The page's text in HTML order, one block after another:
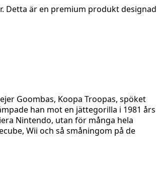
Detta är en premium produkt designad
Goombas, Koopa Troopas, spöket
han mot en jättegorilla i 1981 års
Nintendo, utan för många hela
Wii och så småningom på de